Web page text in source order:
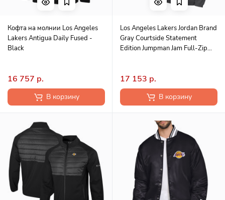
Кофта на молнии Los Angeles
Lakers Antigua Daily Fused -
Black
16 757 р.
В корзину
Los Angeles Lakers Jordan Brand
Gray Courtside Statement
Edition Jumpman Jam Full-Zip
17 153 р.
В корзину